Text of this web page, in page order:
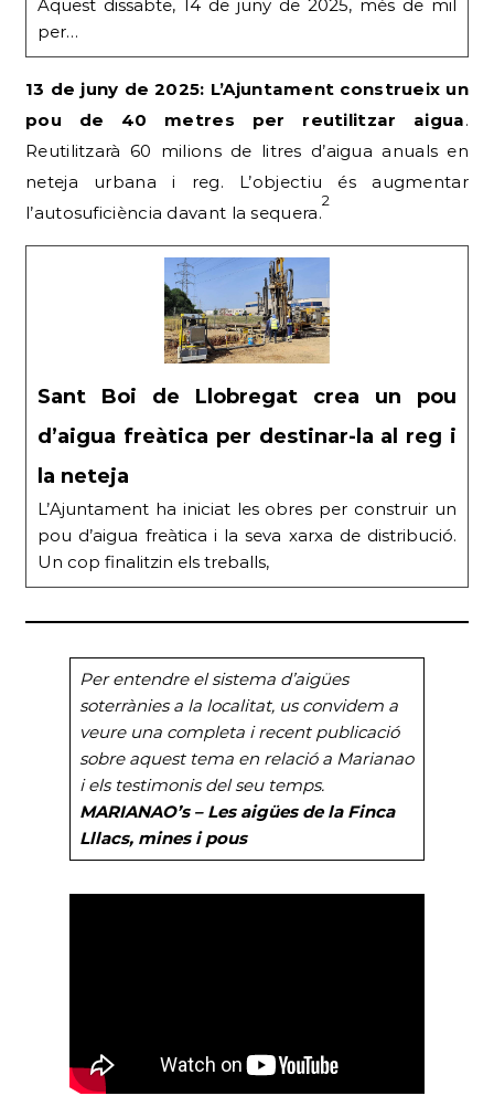
Aquest dissabte, 14 de juny de 2025, més de mil
per…
13 de juny de 2025: L’Ajuntament construeix un
pou de 40 metres per reutilitzar aigua.
Reutilitzarà 60 milions de litres d’aigua anuals en
neteja urbana i reg. L’objectiu és augmentar
l’autosuficiència davant la sequera.
2
Sant Boi de Llobregat crea un pou
d’aigua freàtica per destinar-la al reg i
la neteja
L’Ajuntament ha iniciat les obres per construir un
pou d’aigua freàtica i la seva xarxa de distribució.
Un cop finalitzin els treballs,
Per entendre el sistema d’aigües
soterrànies a la localitat, us convidem a
veure una completa i recent publicació
sobre aquest tema en relació a Marianao
i els testimonis del seu temps.
MARIANAO’s – Les aigües de la Finca
Lllacs, mines i pous